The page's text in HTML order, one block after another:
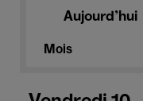
Aujourd'hui
Mois